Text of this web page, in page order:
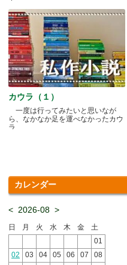
カウラ（１）
一度は行ってみたいと思いなが
ら、なかなか足を運べなかったカウ
ラ.....
カレンダー
< 2026-08 >
日 月 火 水 木 金
土
01
02
03 04 05 06 07
08